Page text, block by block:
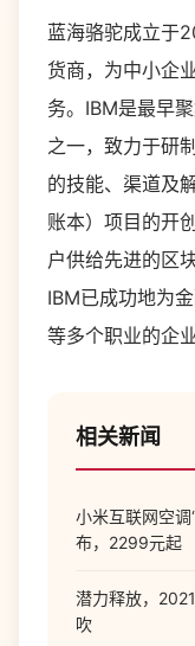
蓝海骆驼成立于
货商，为中小企
务。IBM是最早
之一，致力于研
的技能、渠道及
账本）项目的开
户供给先进的区
IBM已成功地为
等多个职业的企
相关新闻
小米互联网空调
布，2299元起
潜力释放，
吹